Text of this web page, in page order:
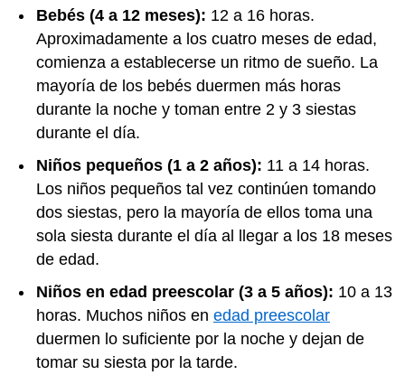
Bebés (4 a 12 meses): 12 a 16 horas.
Aproximadamente a los cuatro meses de edad,
comienza a establecerse un ritmo de sueño. La
mayoría de los bebés duermen más horas
durante la noche y toman entre 2 y 3 siestas
durante el día.
Niños pequeños (1 a 2 años): 11 a 14 horas.
Los niños pequeños tal vez continúen tomando
dos siestas, pero la mayoría de ellos toma una
sola siesta durante el día al llegar a los 18 meses
de edad.
Niños en edad preescolar (3 a 5 años): 10 a 13
horas. Muchos niños en edad preescolar
duermen lo suficiente por la noche y dejan de
tomar su siesta por la tarde.